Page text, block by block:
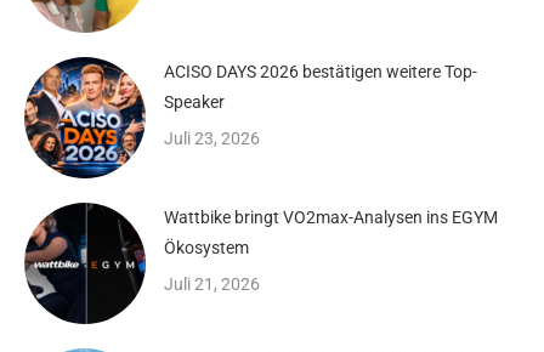
ACISO DAYS 2026 bestätigen weitere Top-
Speaker
Juli 23, 2026
Wattbike bringt VO2max-Analysen ins EGYM
Ökosystem
Juli 21, 2026